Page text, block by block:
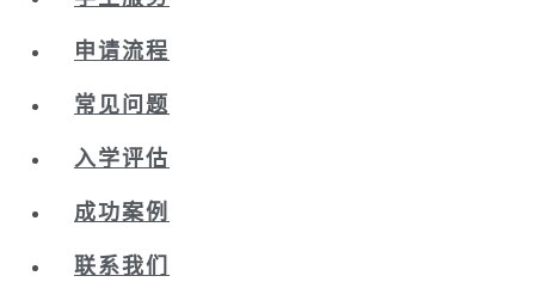
申请流程
常见问题
入学评估
成功案例
联系我们